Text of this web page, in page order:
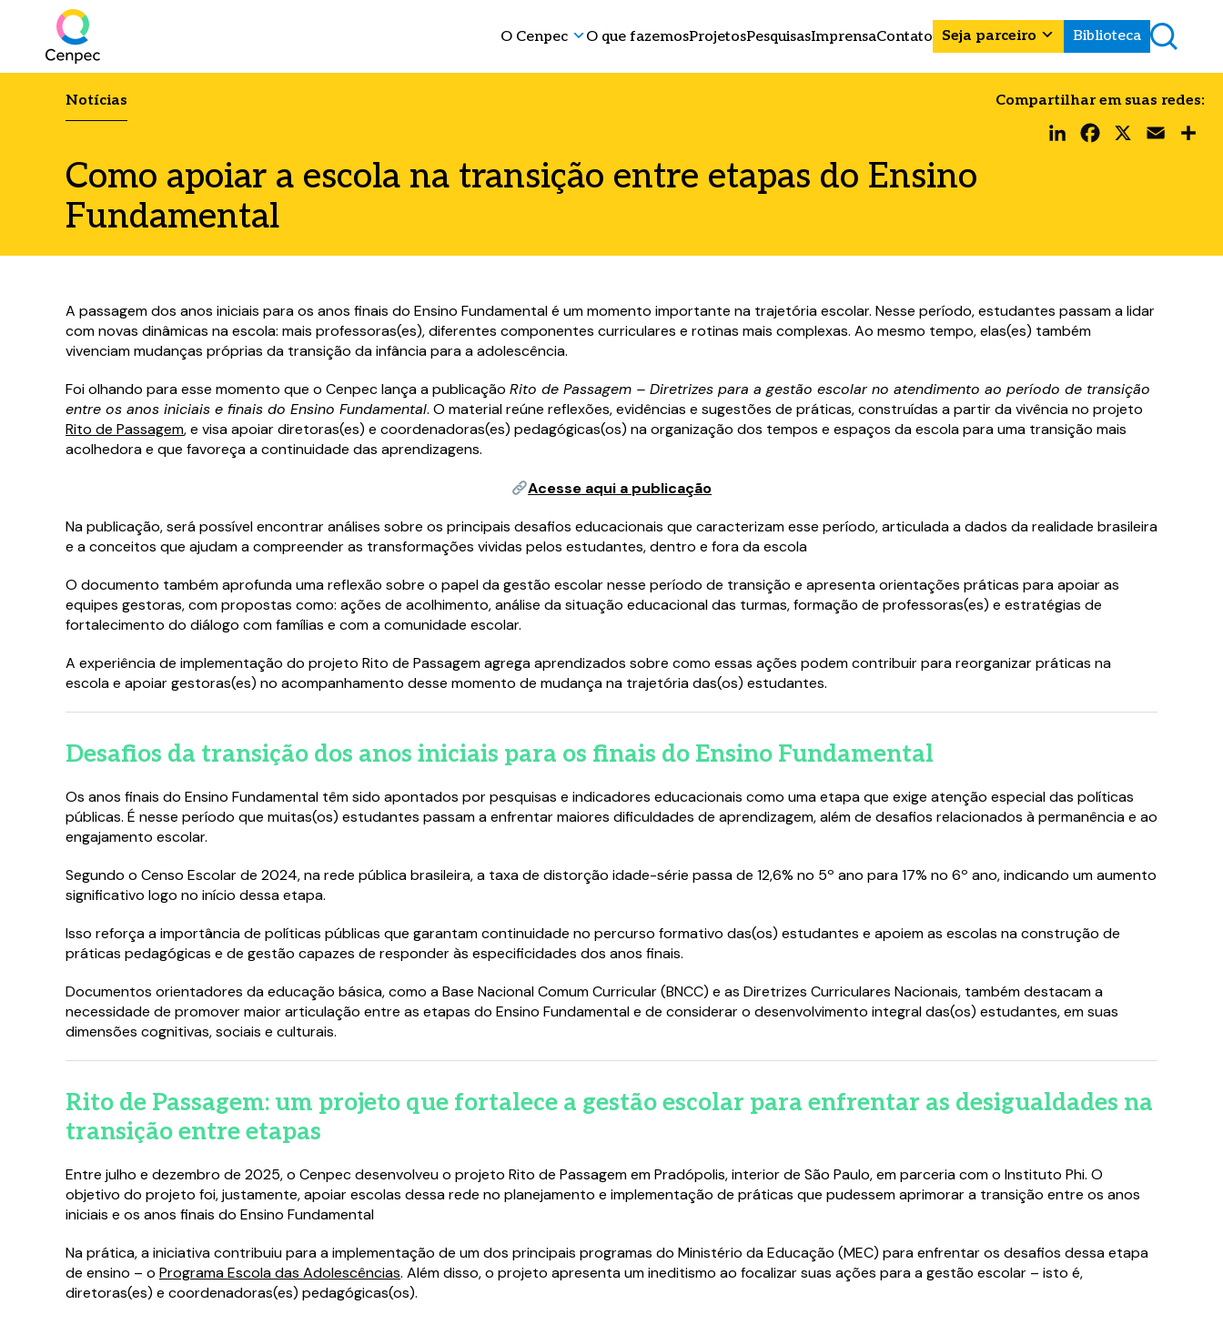
O Cenpec O que fazemosProjetosPesquisasImprensaContato Seja parceiro Biblioteca
Notícias
Como apoiar a escola na transição entre etapas do Ensino
Fundamental
Compartilhar em suas redes:
A passagem dos anos iniciais para os anos finais do Ensino Fundamental é um momento importante na trajetória escolar. Nesse período, estudantes passam a lidar
com novas dinâmicas na escola: mais professoras(es), diferentes componentes curriculares e rotinas mais complexas. Ao mesmo tempo, elas(es) também
vivenciam mudanças próprias da transição da infância para a adolescência.
Foi olhando para esse momento que o Cenpec lança a publicação Rito de Passagem – Diretrizes para a gestão escolar no atendimento ao período de transição
entre os anos iniciais e finais do Ensino Fundamental. O material reúne reflexões, evidências e sugestões de práticas, construídas a partir da vivência no projeto
Rito de Passagem, e visa apoiar diretoras(es) e coordenadoras(es) pedagógicas(os) na organização dos tempos e espaços da escola para uma transição mais
acolhedora e que favoreça a continuidade das aprendizagens.
Acesse aqui a publicação
Na publicação, será possível encontrar análises sobre os principais desafios educacionais que caracterizam esse período, articulada a dados da realidade brasileira
e a conceitos que ajudam a compreender as transformações vividas pelos estudantes, dentro e fora da escola
O documento também aprofunda uma reflexão sobre o papel da gestão escolar nesse período de transição e apresenta orientações práticas para apoiar as
equipes gestoras, com propostas como: ações de acolhimento, análise da situação educacional das turmas, formação de professoras(es) e estratégias de
fortalecimento do diálogo com famílias e com a comunidade escolar.
A experiência de implementação do projeto Rito de Passagem agrega aprendizados sobre como essas ações podem contribuir para reorganizar práticas na
escola e apoiar gestoras(es) no acompanhamento desse momento de mudança na trajetória das(os) estudantes.
Desafios da transição dos anos iniciais para os finais do Ensino Fundamental
Os anos finais do Ensino Fundamental têm sido apontados por pesquisas e indicadores educacionais como uma etapa que exige atenção especial das políticas
públicas. É nesse período que muitas(os) estudantes passam a enfrentar maiores dificuldades de aprendizagem, além de desafios relacionados à permanência e ao
engajamento escolar.
Segundo o Censo Escolar de 2024, na rede pública brasileira, a taxa de distorção idade-série passa de 12,6% no 5º ano para 17% no 6º ano, indicando um aumento
significativo logo no início dessa etapa.
Isso reforça a importância de políticas públicas que garantam continuidade no percurso formativo das(os) estudantes e apoiem as escolas na construção de
práticas pedagógicas e de gestão capazes de responder às especificidades dos anos finais.
Documentos orientadores da educação básica, como a Base Nacional Comum Curricular (BNCC) e as Diretrizes Curriculares Nacionais, também destacam a
necessidade de promover maior articulação entre as etapas do Ensino Fundamental e de considerar o desenvolvimento integral das(os) estudantes, em suas
dimensões cognitivas, sociais e culturais.
Rito de Passagem: um projeto que fortalece a gestão escolar para enfrentar as desigualdades na
transição entre etapas
Entre julho e dezembro de 2025, o Cenpec desenvolveu o projeto Rito de Passagem em Pradópolis, interior de São Paulo, em parceria com o Instituto Phi. O
objetivo do projeto foi, justamente, apoiar escolas dessa rede no planejamento e implementação de práticas que pudessem aprimorar a transição entre os anos
iniciais e os anos finais do Ensino Fundamental
Na prática, a iniciativa contribuiu para a implementação de um dos principais programas do Ministério da Educação (MEC) para enfrentar os desafios dessa etapa
de ensino – o Programa Escola das Adolescências. Além disso, o projeto apresenta um ineditismo ao focalizar suas ações para a gestão escolar – isto é,
diretoras(es) e coordenadoras(es) pedagógicas(os).